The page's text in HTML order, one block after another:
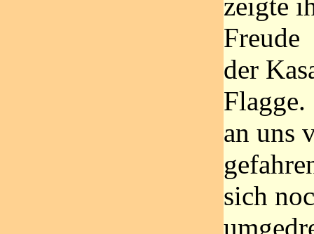
Freude
der
Flagge.
an uns
sich